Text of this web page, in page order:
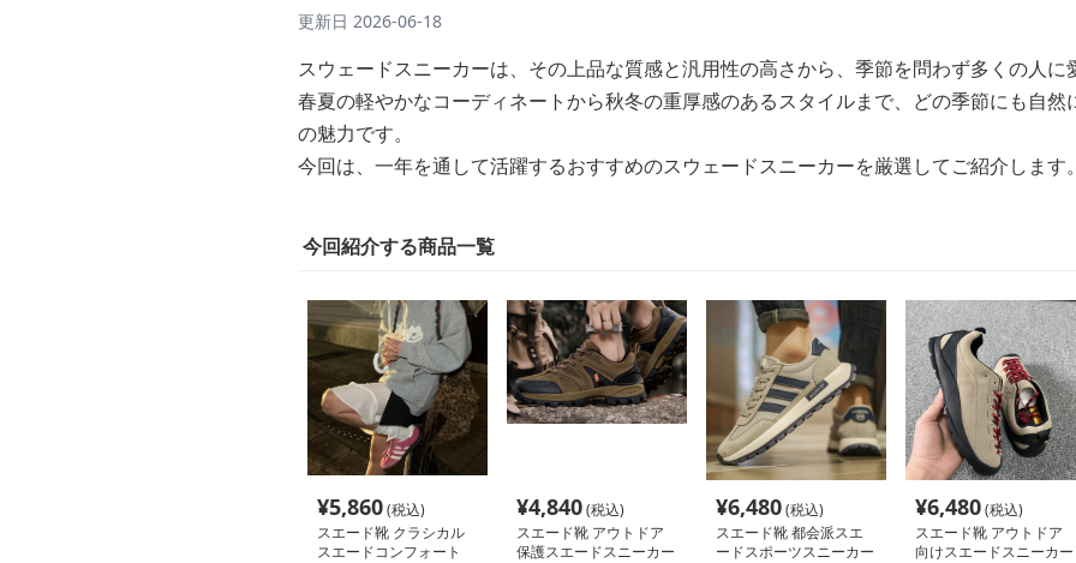
更新日 2026-06-18
スウェードスニーカーは、その上品な質感と汎用性の高さから、季節を問わず多くの人に
春夏の軽やかなコーディネートから秋冬の重厚感のあるスタイルまで、どの季節にも自
の魅力です。
今回は、一年を通して活躍するおすすめのスウェードスニーカーを厳選してご紹介します
今回紹介する商品一覧
¥5,860(税込)
スエード靴 クラシカル
スエードコンフォート
¥4,840(税込)
スエード靴 アウトドア
保護スエードスニーカー
¥6,480(税込)
スエード靴 都会派スエ
ードスポーツスニーカー
¥6,480(税込)
スエード靴 アウトドア
向けスエードスニーカー